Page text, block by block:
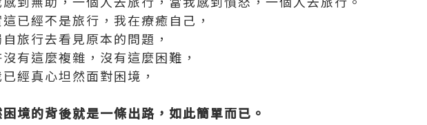
已經不是旅行，我在療癒自己，
旅行去看見原本的問題，
有這麼複雜，沒有這麼困難，
經真心坦然面對困境，
困境的背後就是一條出路，如此簡單而已。